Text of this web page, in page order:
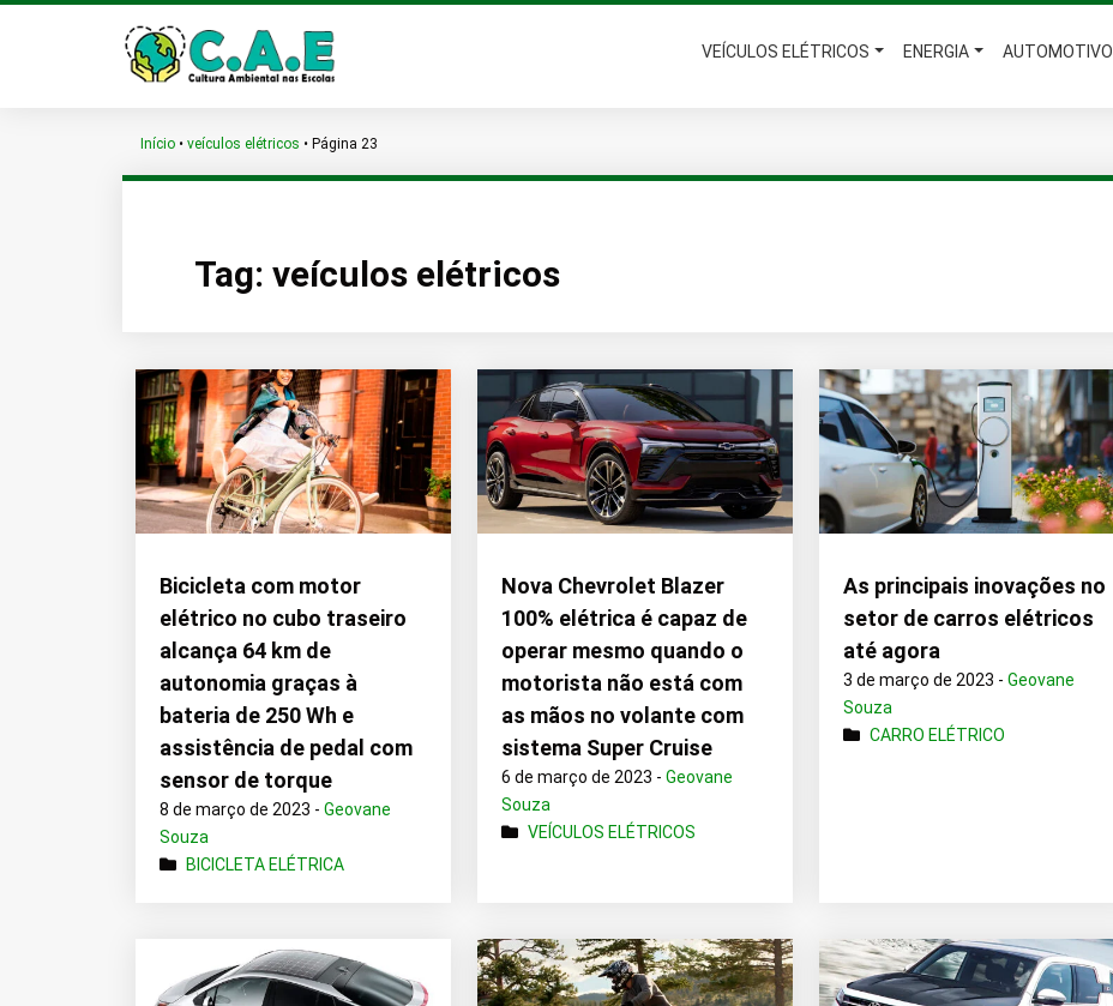
VEÍCULOS ELÉTRICOS ENERGIA AUTOMOTIVO
Início • veículos elétricos • Página 23
Tag: veículos elétricos
Bicicleta com motor
elétrico no cubo traseiro
alcança 64 km de
autonomia graças à
bateria de 250 Wh e
assistência de pedal com
sensor de torque
8 de março de 2023 -Geovane
Souza
BICICLETA ELÉTRICA
Nova Chevrolet Blazer
100% elétrica é capaz de
operar mesmo quando o
motorista não está com
as mãos no volante com
sistema Super Cruise
6 de março de 2023 -Geovane
Souza
VEÍCULOS ELÉTRICOS
As principais inovações no
setor de carros elétricos
até agora
3 de março de 2023 -Geovane
Souza
CARRO ELÉTRICO